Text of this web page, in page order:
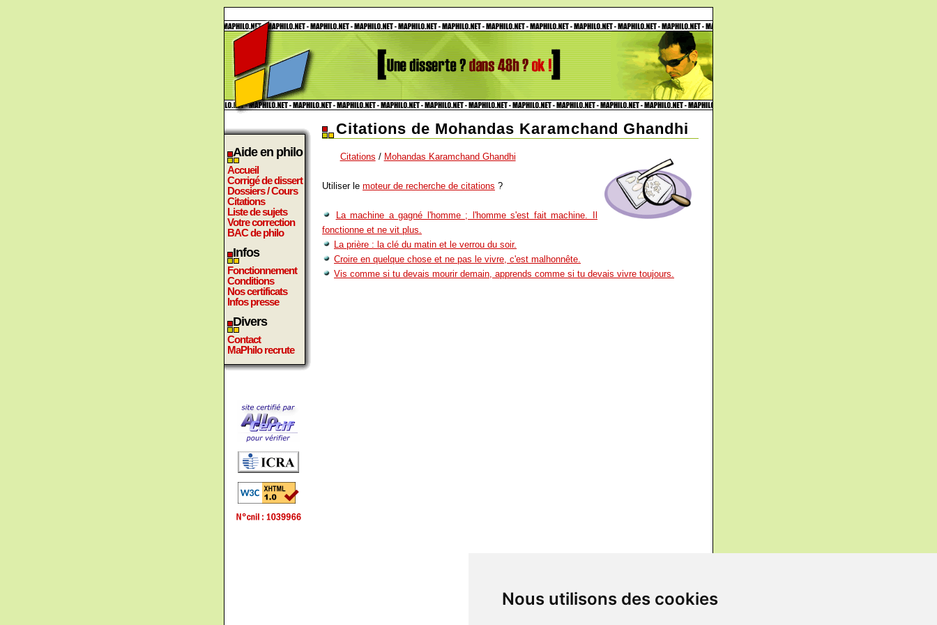
Nous utilisons des cookies
Aide en philo
Accueil
Corrigé de dissert
Dossiers / Cours
Citations
Liste de sujets
Votre correction
BAC de philo
Infos
Fonctionnement
Conditions
Nos certificats
Infos presse
Divers
Contact
MaPhilo recrute
Citations de Mohandas Karamchand Ghandhi
Citations / Mohandas Karamchand Ghandhi
Utiliser le moteur de recherche de citations ?
La machine a gagné l'homme ; l'homme s'est fait machine. Il
fonctionne et ne vit plus.
La prière : la clé du matin et le verrou du soir.
Croire en quelque chose et ne pas le vivre, c'est malhonnête.
Vis comme si tu devais mourir demain, apprends comme si tu devais vivre toujours.